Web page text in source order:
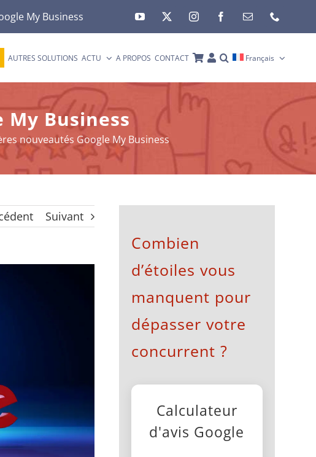
My Business
AUTRES SOLUTIONS ACTU A PROPOS CONTACT Français
Business
nouveautés Google My Business
Suivant
Combien
d’étoiles vous
manquent pour
dépasser votre
concurrent ?
Calculateur
d'avis Google